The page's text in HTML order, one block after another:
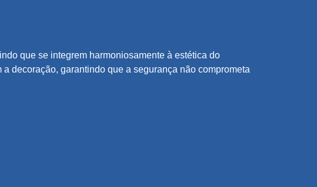
que se integrem harmoniosamente à estética do
decoração, garantindo que a segurança não comprometa